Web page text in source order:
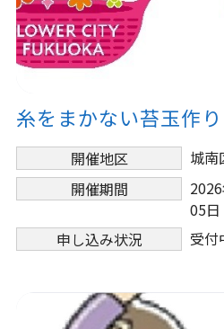
糸をまかない苔玉作り
開催地区
城南
開催期間
05日
申し込み状況
受付